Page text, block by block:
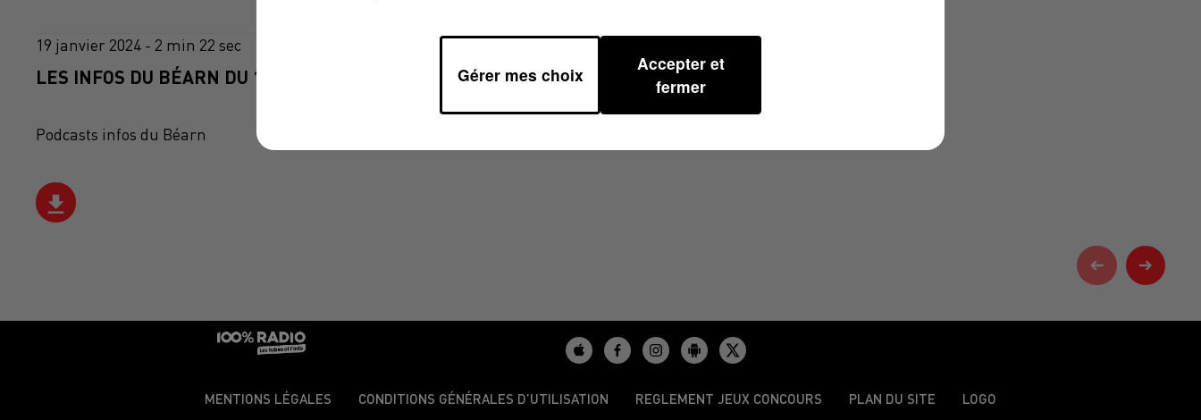
19 janvier 2024 - 2 min 22 sec
LES INFOS DU BÉARN DU 19/01/2024 À 12H00
Podcasts infos du Béarn
MENTIONS LÉGALES CONDITIONS GÉNÉRALES D’UTILISATION REGLEMENT JEUX CONCOURS PLAN DU SITE LOGO
Gérer mes choix
Accepter et
fermer